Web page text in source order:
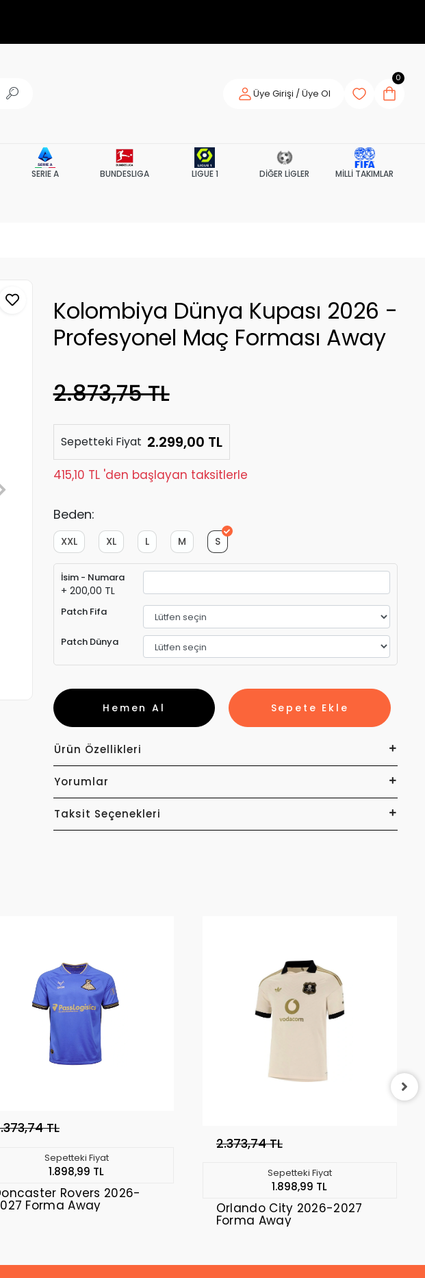
Üye Girişi / Üye Ol
0
SERIE A BUNDESLIGA LIGUE 1 DİĞER LİGLER MİLLİ TAKIMLAR
Kolombiya Dünya Kupası 2026 -
Profesyonel Maç Forması Away
2.873,75 TL
Sepetteki Fiyat 2.299,00 TL
415,10 TL 'den başlayan taksitlerle
Beden:
S
M
L
XL
XXL
İsim - Numara
+ 200,00 TL
Patch Fifa
Patch Dünya
Sepete Ekle
Hemen Al
Ürün Özellikleri
Yorumlar
Taksit Seçenekleri
TL
Sepetteki Fiyat
1.898,99 TL
Rovers 2026-
Forma Away
2.373,74 TL
Sepetteki Fiyat
1.898,99 TL
Orlando City 2026-2027
Forma Away